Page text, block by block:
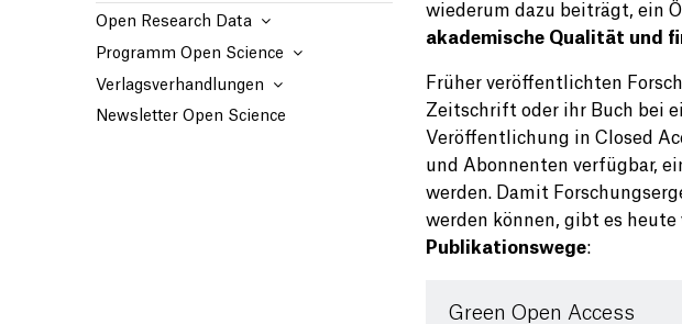
Open Research Data
Programm Open Science
Verlagsverhandlungen
Newsletter Open Science
wiederum dazu beiträgt, ein
akademische Qualität und
Früher veröffentlichten
Zeitschrift oder ihr Buch bei
Veröffentlichung in Closed
und Abonnenten verfügbar,
werden. Damit
werden können, gibt es heute
Publikationswege:
Green Open Access